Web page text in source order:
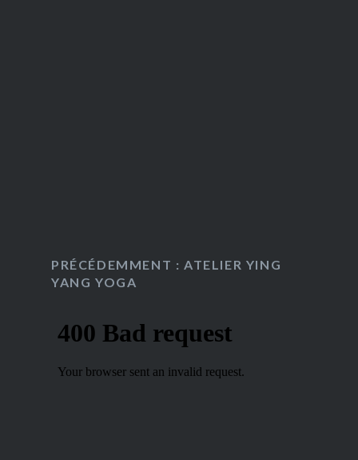
PRÉCÉDEMMENT : ATELIER YING
YANG YOGA